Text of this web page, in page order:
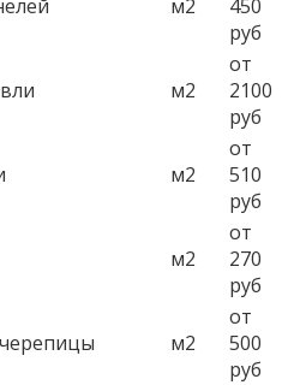
м2
450
руб
м2
от
2100
руб
м2
от
510
руб
м2
от
270
руб
м2
от
500
руб